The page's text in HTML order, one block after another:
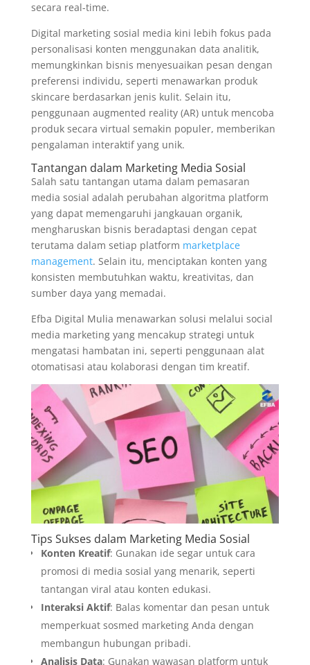
secara real-time.
Digital marketing sosial media kini lebih fokus pada
personalisasi konten menggunakan data analitik,
memungkinkan bisnis menyesuaikan pesan dengan
preferensi individu, seperti menawarkan produk
skincare berdasarkan jenis kulit. Selain itu,
penggunaan augmented reality (AR) untuk mencoba
produk secara virtual semakin populer, memberikan
pengalaman interaktif yang unik.
Tantangan dalam Marketing Media Sosial
Salah satu tantangan utama dalam pemasaran
media sosial adalah perubahan algoritma platform
yang dapat memengaruhi jangkauan organik,
mengharuskan bisnis beradaptasi dengan cepat
terutama dalam setiap platform marketplace
management. Selain itu, menciptakan konten yang
konsisten membutuhkan waktu, kreativitas, dan
sumber daya yang memadai.
Efba Digital Mulia menawarkan solusi melalui social
media marketing yang mencakup strategi untuk
mengatasi hambatan ini, seperti penggunaan alat
otomatisasi atau kolaborasi dengan tim kreatif.
Tips Sukses dalam Marketing Media Sosial
Konten Kreatif: Gunakan ide segar untuk cara
promosi di media sosial yang menarik, seperti
tantangan viral atau konten edukasi.
Interaksi Aktif: Balas komentar dan pesan untuk
memperkuat sosmed marketing Anda dengan
membangun hubungan pribadi.
Analisis Data: Gunakan wawasan platform untuk